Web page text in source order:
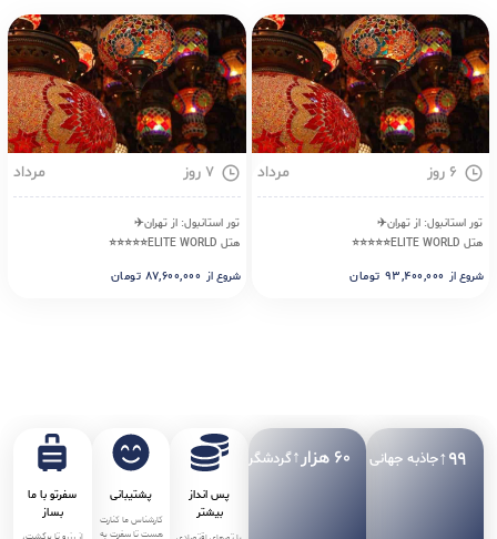
مرداد ۶ روز
تور استانبول: از تهران✈️
هتل ELITE WORLD⭐⭐⭐⭐⭐
شروع از ۹۳,۴۰۰,۰۰۰ تومان
مرداد ۷ روز
تور استانبول: از تهران✈️
هتل ELITE WORLD⭐⭐⭐⭐⭐
شروع از ۸۷,۶۰۰,۰۰۰ تومان
جاذبه جهانی ۹۹↑ گردشگر ۶۰
پس انداز
بیشتر
پشتیبانی
کارشناس ما کنارت
هست تا سفرت به
سفرتو با ما
بساز